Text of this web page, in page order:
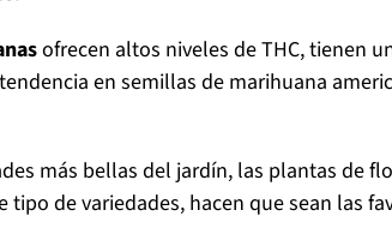
ofrecen altos niveles de THC, tienen
en semillas de marihuana
más bellas del jardín, las plantas de
tipo de variedades, hacen que sean las